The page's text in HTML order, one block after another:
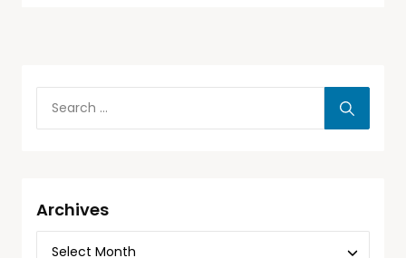
Archives